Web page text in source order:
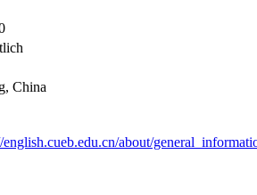
China
english.cueb.edu.cn/about/